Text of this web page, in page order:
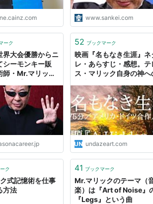
www.sankei.com
ーク
界大会優勝からニ
シーモンキー販
・Mr.マリック
ナの転職エージェ
52 ブックマーク
映画『名もなき生涯』ネ
レ・あらすじ・感想。テ
ス・マリック自身の神へ
るものは？
undazeart.com
ク
式記憶術を仕事
方法
41 ブックマーク
Mr.マリックのテーマ（
楽）は『Art of Noise』
『Legs』という曲